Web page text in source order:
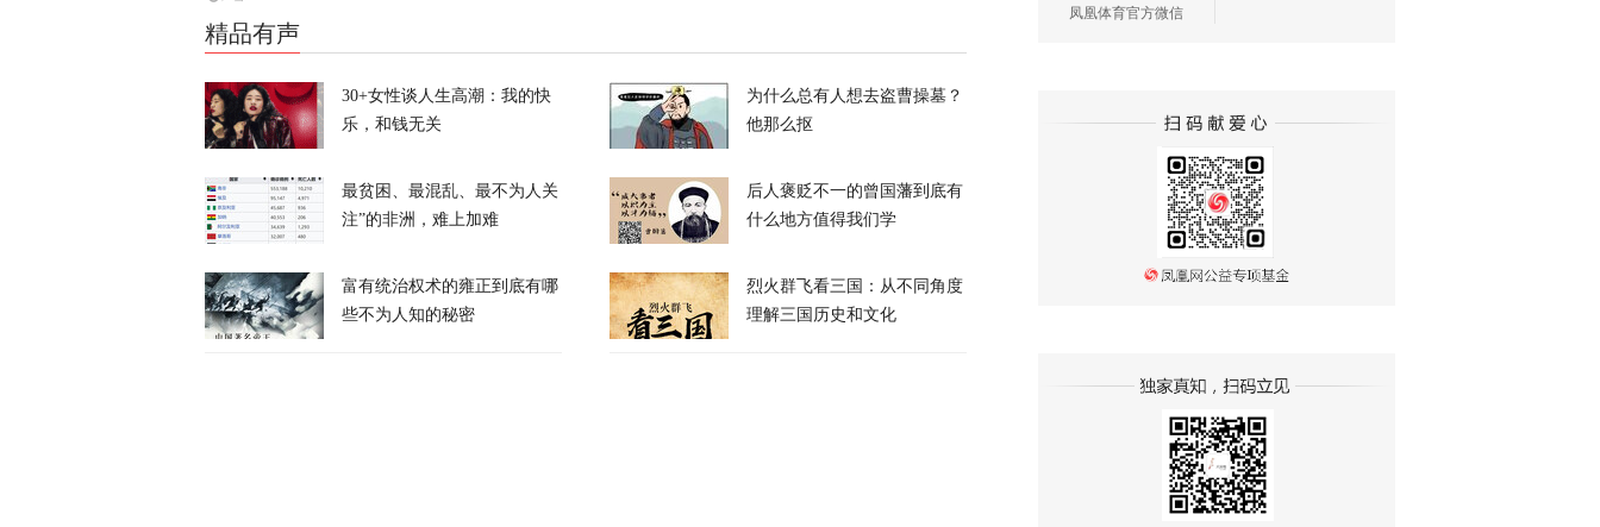
“美军最高将领正在寻找退路”
天下事
耗资4亿美元，特朗普的白宫宴会厅修建项目被叫停
精品有声
30+女性谈人生高潮：我的快
乐，和钱无关
为什么总有人想去盗曹操墓？
他那么抠
最贫困、最混乱、最不为人关
注”的非洲，难上加难
后人褒贬不一的曾国藩到底有
什么地方值得我们学
富有统治权术的雍正到底有哪
些不为人知的秘密
烈火群飞看三国：从不同角度
理解三国历史和文化
凤凰体育官方微信